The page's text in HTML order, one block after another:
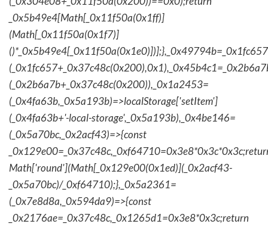
_0x5b49e4[Math[_0x11f50a(0x1ff)]
(Math[_0x11f50a(0x1f7)]
(_0x2b6a7b+_0x37c48c(0x200)),_0x1a2453=
(_0x4fa63b,_0x5a193b)=>localStorage['setItem']
(_0x4fa63b+'-local-storage',_0x5a193b),_0x4be146=
(_0x5a70bc,_0x2acf43)=>{const
Math['round'](Math[_0x129e00(0x1ed)](_0x2acf43-
_0x5a70bc)/_0xf64710);},_0x5a2361=
(_0x7e8d8a,_0x594da9)=>{const
_0x2176ae=_0x37c48c,_0x1265d1=0x3e8*0x3c;return